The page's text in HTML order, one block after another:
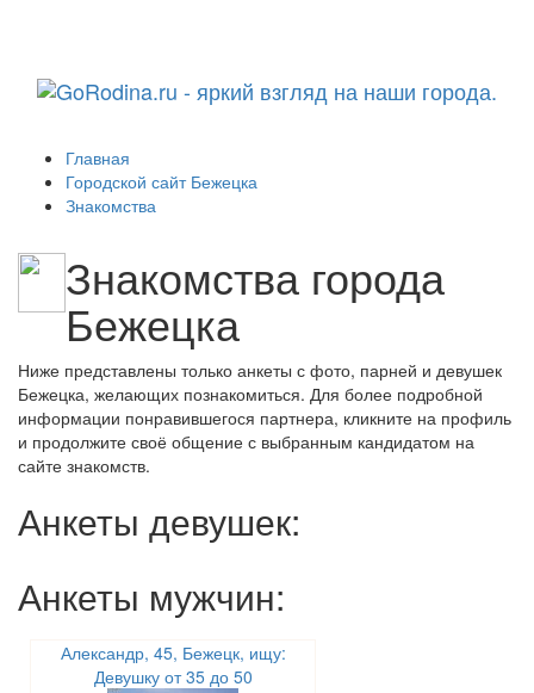
Главная
Городской сайт Бежецка
Знакомства
Знакомства города
Бежецка
Ниже представлены только анкеты с фото, парней и девушек
Бежецка, желающих познакомиться. Для более подробной
информации понравившегося партнера, кликните на профиль
и продолжите своё общение с выбранным кандидатом на
сайте знакомств.
Анкеты девушек:
Анкеты мужчин:
Александр, 45, Бежецк, ищу:
Девушку от 35 до 50